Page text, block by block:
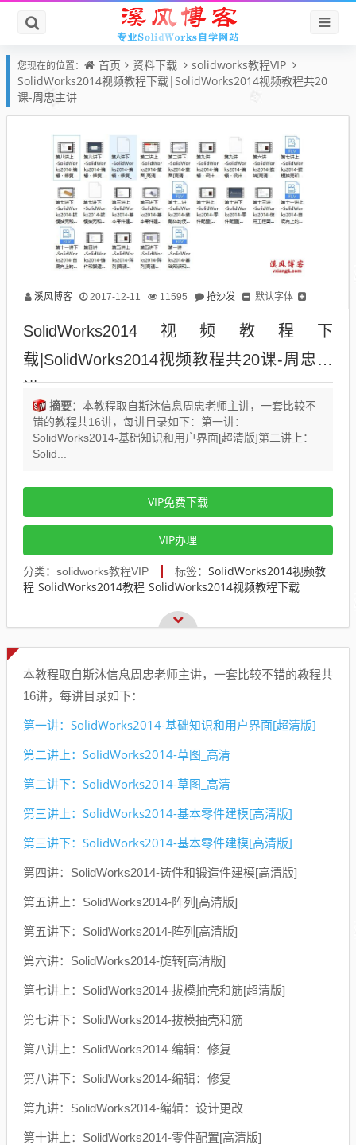
您现在的位置： 首页 资料下载
solidworks教程VIP
SolidWorks2014视频教程下载|SolidWorks2014视频教程共20
课-周忠主讲
溪风博客 2017-12-11 11595 抢沙发 默认字体
SolidWorks2014视频教程下
载|SolidWorks2014视频教程共20课-周忠主
讲
摘要： 本教程取自斯沐信息周忠老师主讲，一套比较不
错的教程共16讲，每讲目录如下：第一讲：
SolidWorks2014-基础知识和用户界面[超清版]第二讲上：
Solid...
VIP免费下载
VIP办理
分类：solidworks教程VIP 标签： SolidWorks2014视频教
程 SolidWorks2014教程 SolidWorks2014视频教程下载
本教程取自斯沐信息周忠老师主讲，一套比较不错的教程共
16讲，每讲目录如下：
第一讲：SolidWorks2014-基础知识和用户界面[超清版]
第二讲上：SolidWorks2014-草图_高清
第二讲下：SolidWorks2014-草图_高清
第三讲上：SolidWorks2014-基本零件建模[高清版]
第三讲下：SolidWorks2014-基本零件建模[高清版]
第四讲：SolidWorks2014-铸件和锻造件建模[高清版]
第五讲上：SolidWorks2014-阵列[高清版]
第五讲下：SolidWorks2014-阵列[高清版]
第六讲：SolidWorks2014-旋转[高清版]
第七讲上：SolidWorks2014-拔模抽壳和筋[超清版]
第七讲下：SolidWorks2014-拔模抽壳和筋
第八讲上：SolidWorks2014-编辑：修复
第八讲下：SolidWorks2014-编辑：修复
第九讲：SolidWorks2014-编辑：设计更改
第十讲上：SolidWorks2014-零件配置[高清版]